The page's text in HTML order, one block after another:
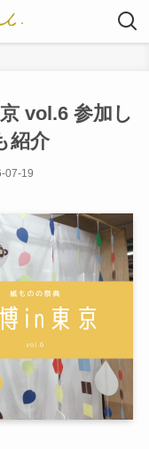
vol.6 参加し
紹介
07-19